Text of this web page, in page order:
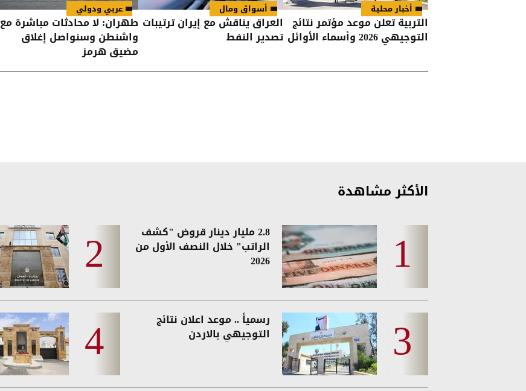
أخبار محلية
التربية تعلن موعد مؤتمر نتائج
التوجيهي 2026 وأسماء الأوائل
أسواق ومال
العراق يناقش مع إيران ترتيبات
تصدير النفط
عربي ودولي
طهران: لا محادثات مباشرة مع
واشنطن وسنواصل إغلاق
مضيق هرمز
الأكثر مشاهدة
2.8 مليار دينار قروض "كشف
الراتب" خلال النصف الأول من
2026
رسمياً .. موعد اعلان نتائج
التوجيهي بالاردن